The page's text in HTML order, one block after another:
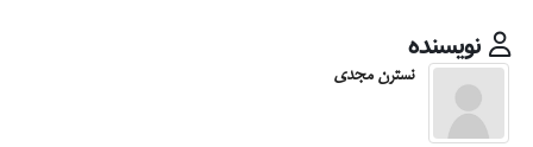
نویسنده
نسترن مجدی